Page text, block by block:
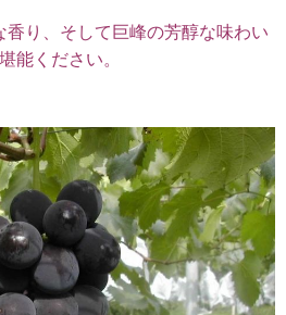
り、そして巨峰の芳醇な味わい
能ください。